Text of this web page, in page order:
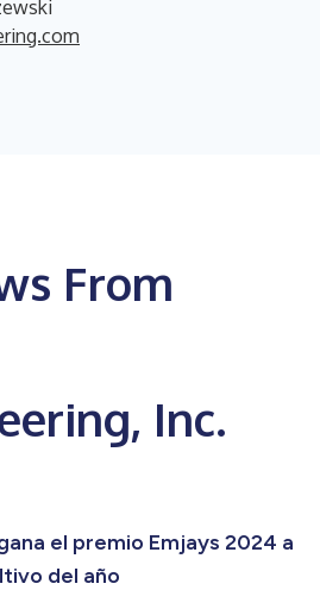
From
Inc.
el premio Emjays 2024 a
del año